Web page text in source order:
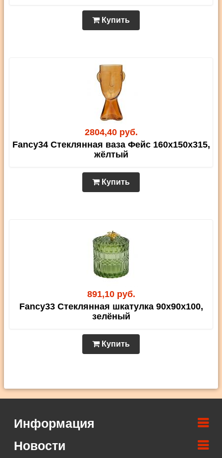
Купить
2804,40 руб.
Fancy34 Стеклянная ваза Фейс 160х150х315,
жёлтый
Купить
891,10 руб.
Fancy33 Стеклянная шкатулка 90х90х100,
зелёный
Купить
Информация
Новости